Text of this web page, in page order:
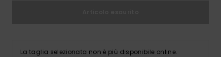
La taglia selezionata non è più disponibile online.